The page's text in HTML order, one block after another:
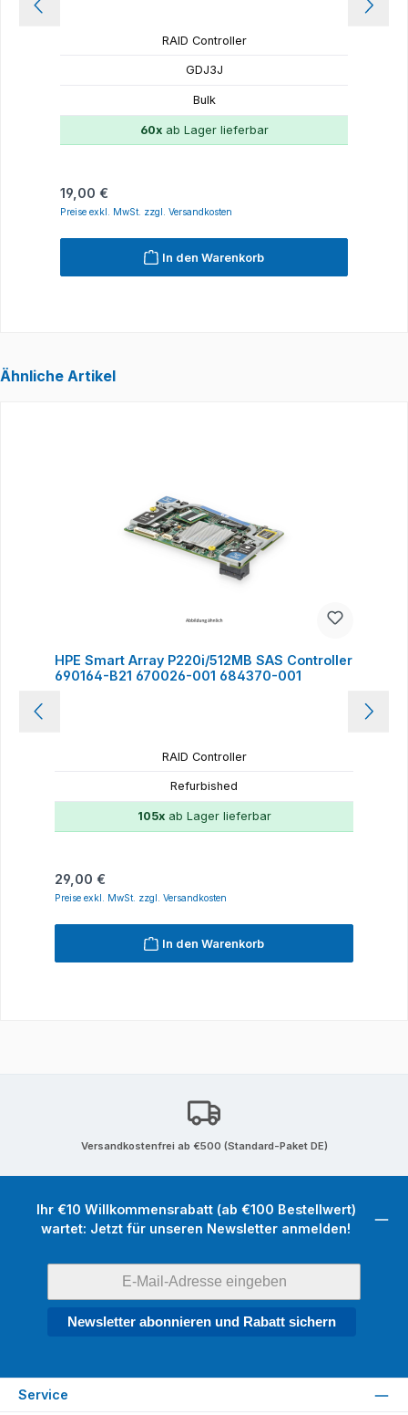
RAID Controller
GDJ3J
Bulk
60xab Lager lieferbar
Regulärer Preis:
19,00 €
Preise exkl. MwSt. zzgl. Versandkosten
In den Warenkorb
Ähnliche Artikel
HPE Smart Array P220i/512MB SAS Controller
690164-B21 670026-001 684370-001
RAID Controller
Refurbished
105xab Lager lieferbar
Regulärer Preis:
29,00 €
Preise exkl. MwSt. zzgl. Versandkosten
In den Warenkorb
Versandkostenfrei ab €500 (Standard-Paket DE)
Ihr €10 Willkommensrabatt (ab €100 Bestellwert)
wartet: Jetzt für unseren Newsletter anmelden!
Newsletter abonnieren und Rabatt sichern
Service